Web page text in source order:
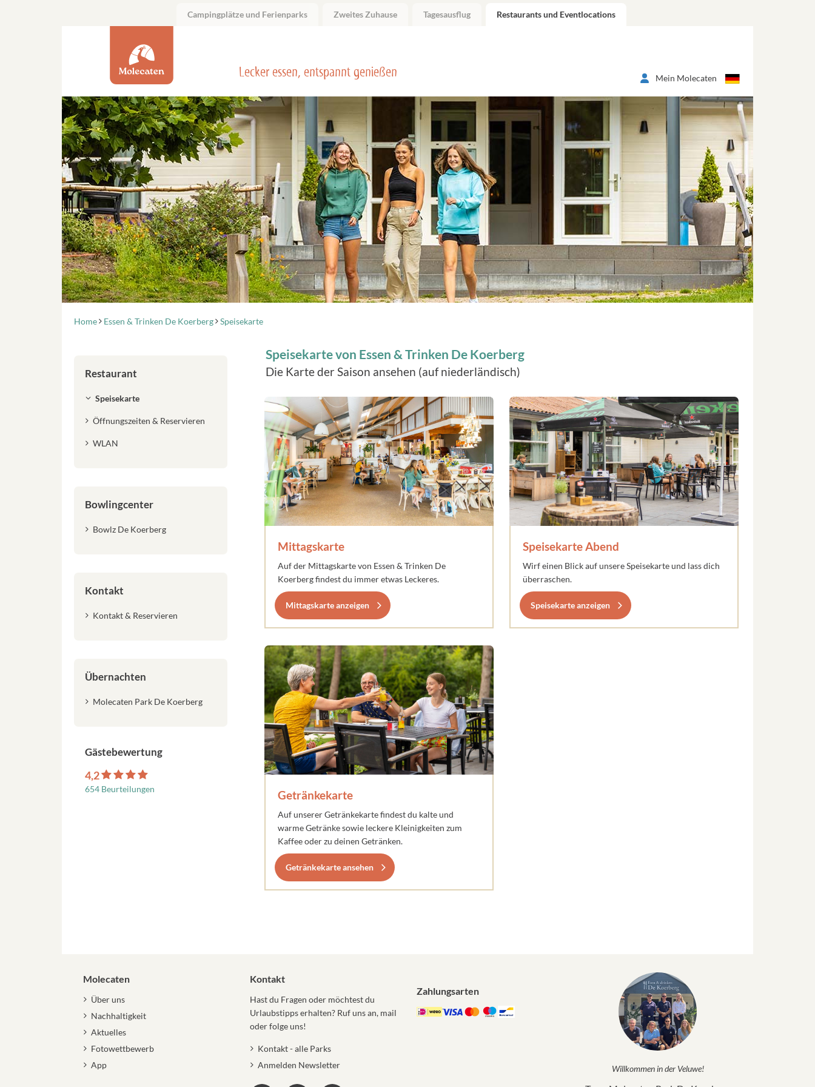
Campingplätze und Ferienparks Zweites Zuhause Tagesausflug Restaurants und Eventlocations
Lecker essen, entspannt genießen Mein Molecaten
Home Essen & Trinken De Koerberg Speisekarte
Speisekarte von Essen & Trinken De Koerberg
Die Karte der Saison ansehen (auf niederländisch)
Mittagskarte
Auf der Mittagskarte von Essen & Trinken De
Koerberg findest du immer etwas Leckeres.
Mittagskarte anzeigen
Speisekarte Abend
Wirf einen Blick auf unsere Speisekarte und lass dich
überraschen.
Speisekarte anzeigen
Getränkekarte
Auf unserer Getränkekarte findest du kalte und
warme Getränke sowie leckere Kleinigkeiten zum
Kaffee oder zu deinen Getränken.
Getränkekarte ansehen
Restaurant
Speisekarte
Öffnungszeiten & Reservieren
WLAN
Bowlingcenter
Bowlz De Koerberg
Kontakt
Kontakt & Reservieren
Übernachten
Molecaten Park De Koerberg
Gästebewertung
4,2
654 Beurteilungen
Molecaten
Über uns
Nachhaltigkeit
Aktuelles
Fotowettbewerb
App
Kontakt
Hast du Fragen oder möchtest du
Urlaubstipps erhalten? Ruf uns an, mail
oder folge uns!
Kontakt - alle Parks
Anmelden Newsletter
Zahlungsarten
Willkommen in der Veluwe!